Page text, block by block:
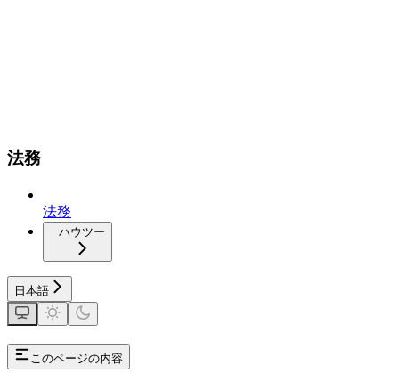
法務
法務
ハウツー
日本語
このページの内容